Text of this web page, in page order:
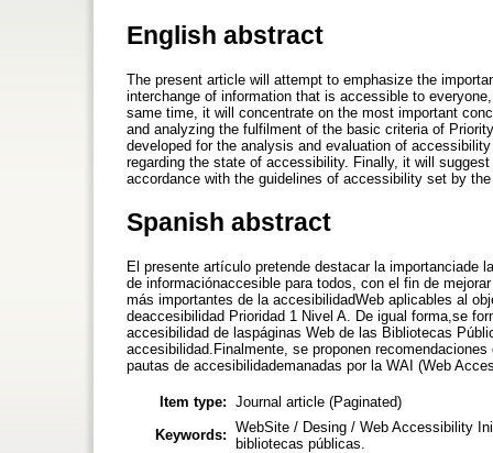
English abstract
The present article will attempt to emphasize the
interchange of information that is accessible to
same time, it will concentrate on the most important
and analyzing the fulfilment of the basic criteria of
developed for the analysis and evaluation of
regarding the state of accessibility. Finally, it will
accordance with the guidelines of accessibility set by
Spanish abstract
El presente artículo pretende destacar la importanciade
de informaciónaccesible para todos, con el fin de
más importantes de la accesibilidadWeb aplicables al
deaccesibilidad Prioridad 1 Nivel A. De igual forma,se
accesibilidad de laspáginas Web de las Bibliotecas
accesibilidad.Finalmente, se proponen
pautas de accesibilidademanadas por la WAI (Web
Item type: Journal article (Paginated)
Keywords: WebSite / Desing / Web Accessibility
bibliotecas públicas.